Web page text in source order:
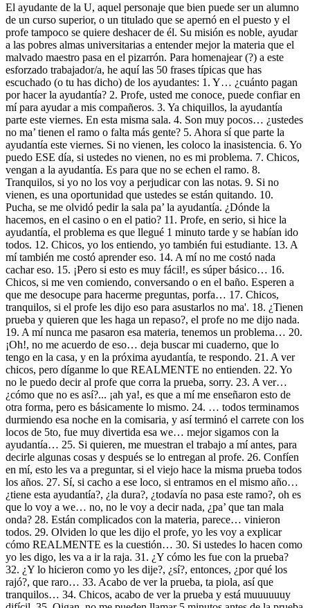
El ayudante de la U, aquel personaje que bien puede ser un alumno
de un curso superior, o un titulado que se apernó en el puesto y el
profe tampoco se quiere deshacer de él. Su misión es noble, ayudar
a las pobres almas universitarias a entender mejor la materia que el
malvado maestro pasa en el pizarrón. Para homenajear (?) a este
esforzado trabajador/a, he aquí las 50 frases típicas que has
escuchado (o tu has dicho) de los ayudantes: 1. Y… ¿cuánto pagan
por hacer la ayudantía? 2. Profe, usted me conoce, puede confiar en
mí para ayudar a mis compañeros. 3. Ya chiquillos, la ayudantía
parte este viernes. En esta misma sala. 4. Son muy pocos… ¿ustedes
no ma’ tienen el ramo o falta más gente? 5. Ahora sí que parte la
ayudantía este viernes. Si no vienen, les coloco la inasistencia. 6. Yo
puedo ESE día, si ustedes no vienen, no es mi problema. 7. Chicos,
vengan a la ayudantía. Es para que no se echen el ramo. 8.
Tranquilos, si yo no los voy a perjudicar con las notas. 9. Si no
vienen, es una oportunidad que ustedes se están quitando. 10.
Pucha, se me olvidó pedir la sala pa’ la ayudantía. ¿Dónde la
hacemos, en el casino o en el patio? 11. Profe, en serio, si hice la
ayudantía, el problema es que llegué 1 minuto tarde y se habían ido
todos. 12. Chicos, yo los entiendo, yo también fui estudiante. 13. A
mí también me costó aprender eso. 14. A mí no me costó nada
cachar eso. 15. ¡Pero si esto es muy fácil!, es súper básico… 16.
Chicos, si me ven comiendo, conversando o en el baño. Esperen a
que me desocupe para hacerme preguntas, porfa… 17. Chicos,
tranquilos, si el profe les dijo eso para asustarlos no ma'. 18. ¿Tienen
prueba y quieren que les haga un repaso?, el profe no me dijo nada.
19. A mí nunca me pasaron esa materia, tenemos un problema… 20.
¡Oh!, no me acuerdo de eso… deja buscar mi cuaderno, que lo
tengo en la casa, y en la próxima ayudantía, te respondo. 21. A ver
chicos, pero díganme lo que REALMENTE no entienden. 22. Yo
no le puedo decir al profe que corra la prueba, sorry. 23. A ver…
¿cómo que no es así?... ¡ah ya!, es que a mí me enseñaron esto de
otra forma, pero es básicamente lo mismo. 24. … todos terminamos
durmiendo esa noche en la comisaria, y así terminó el carrete con los
locos de 5to, fue muy divertida esa we… mejor sigamos con la
ayudantía… 25. Si quieren, me muestran el trabajo a mí antes, para
decirle algunas cosas y después se lo entregan al profe. 26. Confíen
en mí, esto les va a preguntar, si el viejo hace la misma prueba todos
los años. 27. Sí, si cacho a ese loco, si entramos en el mismo año…
¿tiene esta ayudantía?, ¿la dura?, ¿todavía no pasa este ramo?, oh es
que lo voy a we… no, no le voy a decir nada, ¿pa’ que tan mala
onda? 28. Están complicados con la materia, parece… vinieron
todos. 29. Olviden lo que les dijo el profe, yo les voy a explicar
cómo REALMENTE es la cuestión… 30. Si ustedes lo hacen como
yo les digo, les va a ir la raja. 31. ¿Y cómo les fue con la prueba?
32. ¿Y lo hicieron como yo les dije?, ¿sí?, entonces, ¿por qué los
rajó?, que raro… 33. Acabo de ver la prueba, ta piola, así que
tranquilos… 34. Chicos, acabo de ver la prueba y está muuuuuuy